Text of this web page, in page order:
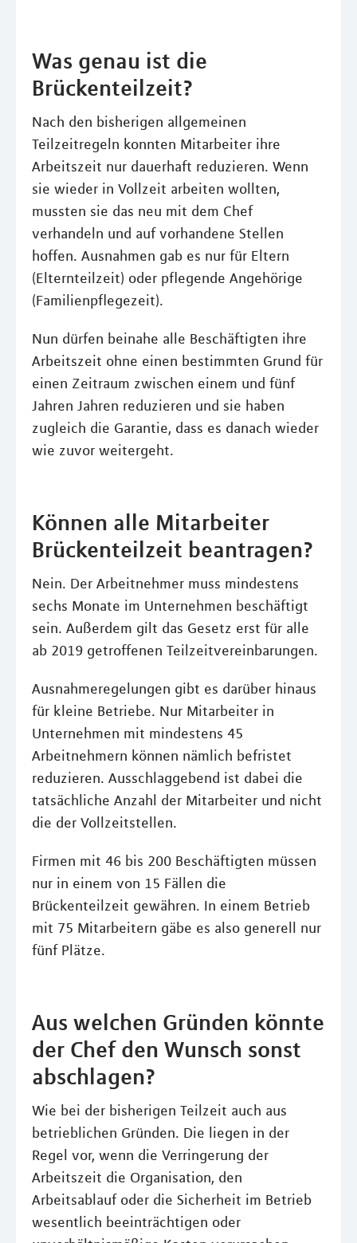
Was genau ist die
Brückenteilzeit?
Nach den bisherigen allgemeinen
Teilzeitregeln konnten Mitarbeiter ihre
Arbeitszeit nur dauerhaft reduzieren. Wenn
sie wieder in Vollzeit arbeiten wollten,
mussten sie das neu mit dem Chef
verhandeln und auf vorhandene Stellen
hoffen. Ausnahmen gab es nur für Eltern
(Elternteilzeit) oder pflegende Angehörige
(Familienpflegezeit).
Nun dürfen beinahe alle Beschäftigten ihre
Arbeitszeit ohne einen bestimmten Grund für
einen Zeitraum zwischen einem und fünf
Jahren Jahren reduzieren und sie haben
zugleich die Garantie, dass es danach wieder
wie zuvor weitergeht.
Können alle Mitarbeiter
Brückenteilzeit beantragen?
Nein. Der Arbeitnehmer muss mindestens
sechs Monate im Unternehmen beschäftigt
sein. Außerdem gilt das Gesetz erst für alle
ab 2019 getroffenen Teilzeitvereinbarungen.
Ausnahmeregelungen gibt es darüber hinaus
für kleine Betriebe. Nur Mitarbeiter in
Unternehmen mit mindestens 45
Arbeitnehmern können nämlich befristet
reduzieren. Ausschlaggebend ist dabei die
tatsächliche Anzahl der Mitarbeiter und nicht
die der Vollzeitstellen.
Firmen mit 46 bis 200 Beschäftigten müssen
nur in einem von 15 Fällen die
Brückenteilzeit gewähren. In einem Betrieb
mit 75 Mitarbeitern gäbe es also generell nur
fünf Plätze.
Aus welchen Gründen könnte
der Chef den Wunsch sonst
abschlagen?
Wie bei der bisherigen Teilzeit auch aus
betrieblichen Gründen. Die liegen in der
Regel vor, wenn die Verringerung der
Arbeitszeit die Organisation, den
Arbeitsablauf oder die Sicherheit im Betrieb
wesentlich beeinträchtigen oder